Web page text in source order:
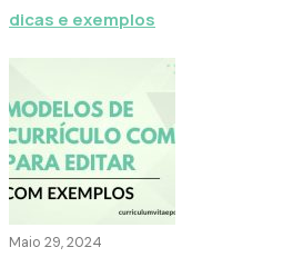
dicas e exemplos
Maio 29, 2024